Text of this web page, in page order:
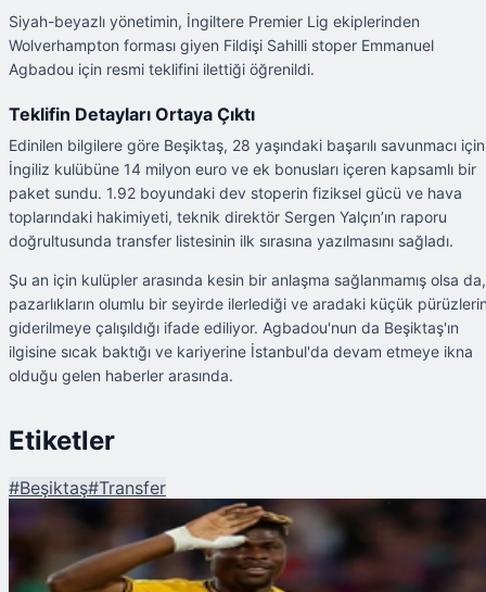
Siyah-beyazlı yönetimin, İngiltere Premier Lig ekiplerinden
Wolverhampton forması giyen Fildişi Sahilli stoper Emmanuel
Agbadou için resmi teklifini ilettiği öğrenildi.
Teklifin Detayları Ortaya Çıktı
Edinilen bilgilere göre Beşiktaş, 28 yaşındaki başarılı savunmacı için
İngiliz kulübüne 14 milyon euro ve ek bonusları içeren kapsamlı bir
paket sundu. 1.92 boyundaki dev stoperin fiziksel gücü ve hava
toplarındaki hakimiyeti, teknik direktör Sergen Yalçın’ın raporu
doğrultusunda transfer listesinin ilk sırasına yazılmasını sağladı.
Şu an için kulüpler arasında kesin bir anlaşma sağlanmamış olsa da,
pazarlıkların olumlu bir seyirde ilerlediği ve aradaki küçük
giderilmeye çalışıldığı ifade ediliyor. Agbadou'nun da Beşiktaş'ın
ilgisine sıcak baktığı ve kariyerine İstanbul'da devam etmeye ikna
olduğu gelen haberler arasında.
Etiketler
#Beşiktaş#Transfer
Şu An Okunan